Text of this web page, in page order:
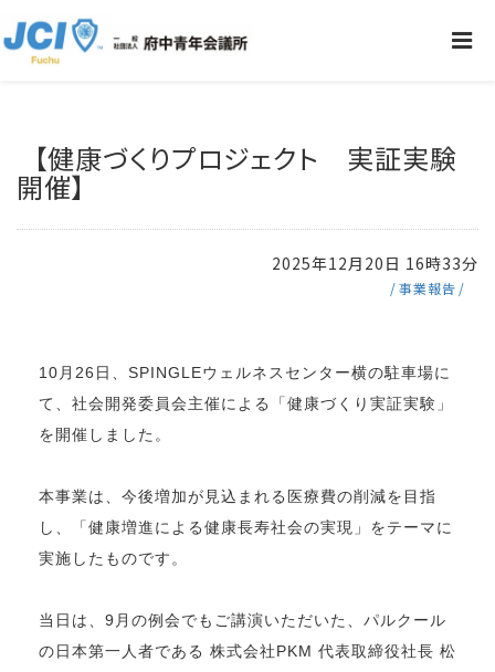
【健康づくりプロジェクト 実証実験
開催】
2025年12月20日 16時33分
事業報告
10月26日、SPINGLEウェルネスセンター横の駐車場に
て、社会開発委員会主催による「健康づくり実証実験」
を開催しました。
本事業は、今後増加が見込まれる医療費の削減を目指
し、「健康増進による健康長寿社会の実現」をテーマに
実施したものです。
当日は、9月の例会でもご講演いただいた、パルクール
の日本第一人者である 株式会社PKM 代表取締役社長 松